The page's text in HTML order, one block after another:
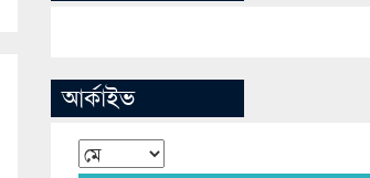
আর্কাইভ